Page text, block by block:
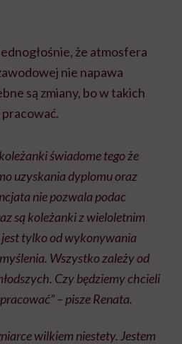
że atmosfera
nie napawa
są zmiany, bo w takich
świadome tego że
uzyskania dyplomu oraz
nie pozwala podac
są koleżanki z wieloletnim
jest tylko od wykonywania
Wszystko zależy od
Czy będziemy chcieli
– pisze Renata.
wilkiem niestety. Jestem